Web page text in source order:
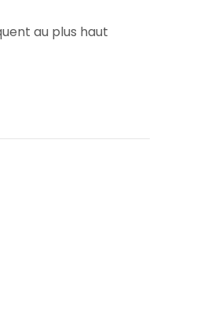
au plus haut